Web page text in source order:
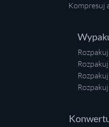
Kompresuj